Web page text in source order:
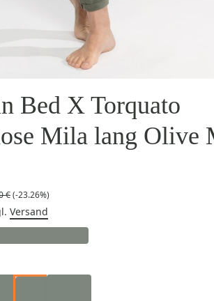
Bed X Torquato
Mila lang Olive
€(-23.26%)
Versand